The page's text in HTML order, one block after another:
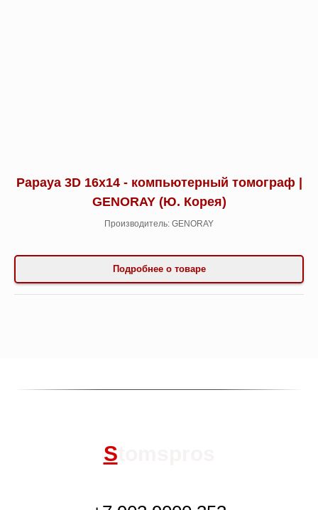
Papaya 3D 16x14 - компьютерный томограф |
GENORAY (Ю. Корея)
Производитель: GENORAY
Подробнее о товаре
S